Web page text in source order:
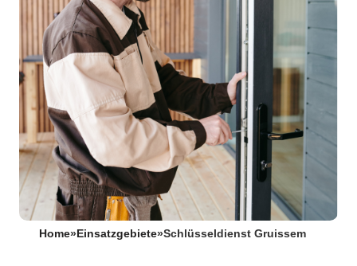
Home» Einsatzgebiete»Schlüsseldienst Gruissem